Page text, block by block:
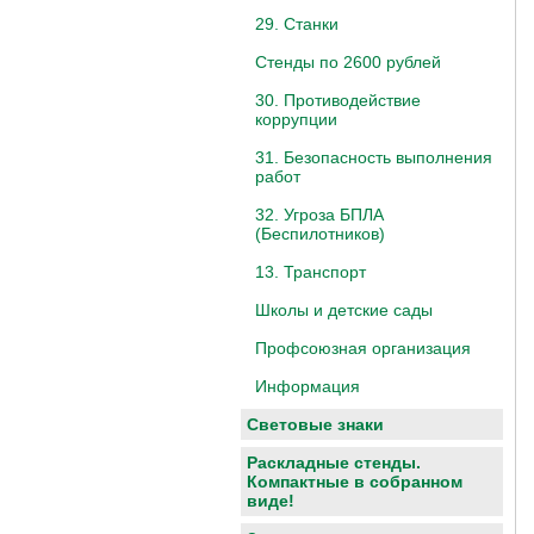
29. Станки
Стенды по 2600 рублей
30. Противодействие
коррупции
31. Безопасность выполнения
работ
32. Угроза БПЛА
(Беспилотников)
13. Транспорт
Школы и детские сады
Профсоюзная организация
Информация
Световые знаки
Раскладные стенды.
Компактные в собранном
виде!